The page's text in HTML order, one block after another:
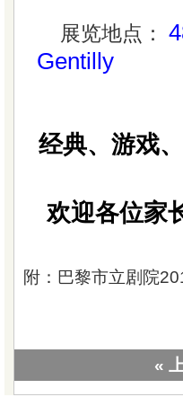
展览地点：
Gentilly
经典、游戏
欢迎各位家
附：巴黎市立剧院
«